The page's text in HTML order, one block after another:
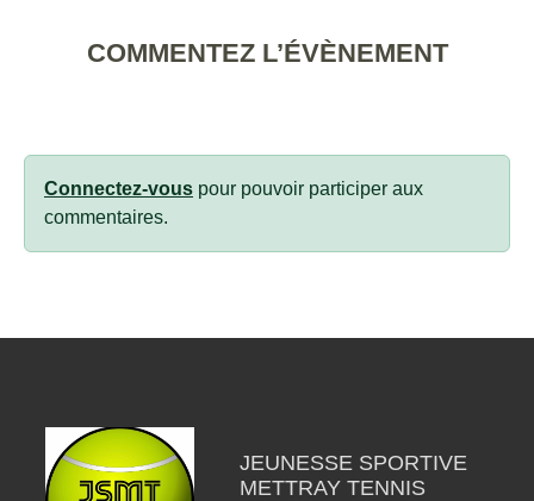
COMMENTEZ L’ÉVÈNEMENT
Connectez-vous pour pouvoir participer aux
commentaires.
JEUNESSE SPORTIVE
METTRAY TENNIS